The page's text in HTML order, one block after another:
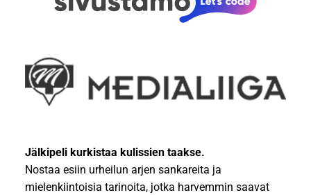
Jälkipeli kurkistaa kulissien taakse.
Nostaa esiin urheilun arjen sankareita ja
mielenkiintoisia tarinoita, jotka harvemmin saavat